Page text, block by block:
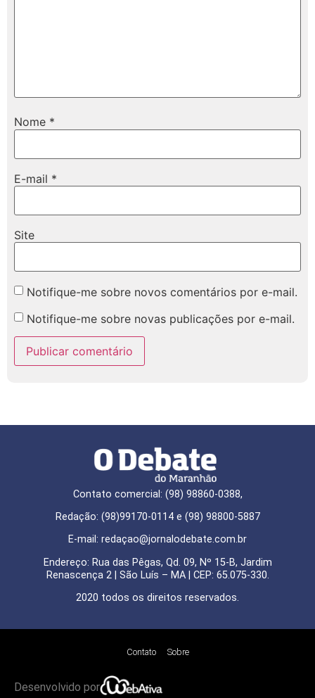
Nome *
E-mail *
Site
Notifique-me sobre novos comentários por e-mail.
Notifique-me sobre novas publicações por e-mail.
Contato comercial: (98) 98860-0388,
Redação: (98)99170-0114 e (98) 98800-5887
E-mail: redaçao@jornalodebate.com.br
Endereço: Rua das Pêgas, Qd. 09, Nº 15-B, Jardim
Renascença 2 | São Luís – MA | CEP: 65.075-330.
2020 todos os direitos reservados.
Contato Sobre
Desenvolvido por